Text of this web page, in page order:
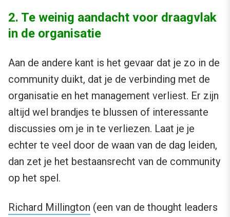
2. Te weinig aandacht voor draagvlak
in de organisatie
Aan de andere kant is het gevaar dat je zo in de
community duikt, dat je de verbinding met de
organisatie en het management verliest. Er zijn
altijd wel brandjes te blussen of interessante
discussies om je in te verliezen. Laat je je
echter te veel door de waan van de dag leiden,
dan zet je het bestaansrecht van de community
op het spel.
Richard Millington (een van de thought leaders